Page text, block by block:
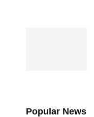
Popular News